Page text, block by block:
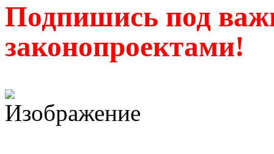
Подпишись под
законопроектами!